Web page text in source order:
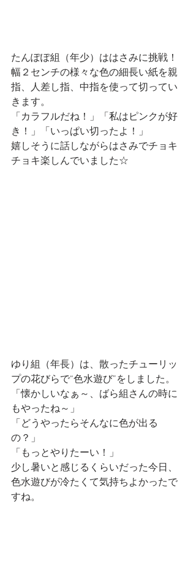
たんぽぽ組（年少）ははさみに挑戦！
幅２センチの様々な色の細長い紙を親
指、人差し指、中指を使って切ってい
きます。
「カラフルだね！」「私はピンクが好
き！」「いっぱい切ったよ！」
嬉しそうに話しながらはさみでチョキ
チョキ楽しんでいました☆
ゆり組（年長）は、散ったチューリッ
プの花びらで“色水遊び”をしました。
「懐かしいなぁ～、ばら組さんの時に
もやったね～」
「どうやったらそんなに色が出る
の？」
「もっとやりたーい！」
少し暑いと感じるくらいだった今日、
色水遊びが冷たくて気持ちよかったで
すね。